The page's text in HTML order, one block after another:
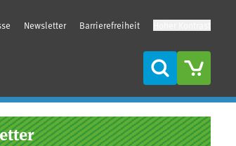
Newsletter Barrierefreiheit
Suche